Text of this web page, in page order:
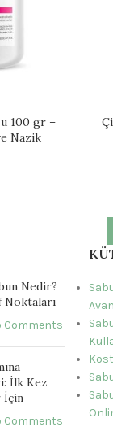
100 gr –
Nazik
Nedir?
Noktaları
Comments
İlk Kez
İçin
Comments